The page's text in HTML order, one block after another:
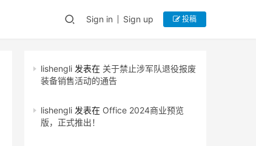
Sign in Sign up 投稿
lishengli 发表在 关于禁止涉军队退役报废
装备销售活动的通告
lishengli 发表在 Office 2024商业预览
版，正式推出！